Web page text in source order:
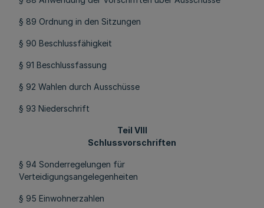
§ 89 Ordnung in den Sitzungen
§ 90 Beschlussfähigkeit
§ 91 Beschlussfassung
§ 92 Wahlen durch Ausschüsse
§ 93 Niederschrift
Teil VIII
Schlussvorschriften
§ 94 Sonderregelungen für
Verteidigungsangelegenheiten
§ 95 Einwohnerzahlen